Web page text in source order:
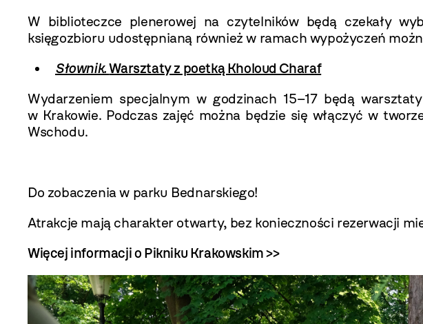
W biblioteczce plenerowej na czytelników będą czekały
księgozbioru udostępnianą również w ramach wypożyczeń
Słownik.Warsztaty z poetką Kholoud Charaf
Wydarzeniem specjalnym w godzinach 15–17 będą
w Krakowie. Podczas zajęć można będzie się włączyć w
Wschodu.
Do zobaczenia w parku Bednarskiego!
Atrakcje mają charakter otwarty, bez konieczności rezerwacji
Więcej informacji o Pikniku Krakowskim >>